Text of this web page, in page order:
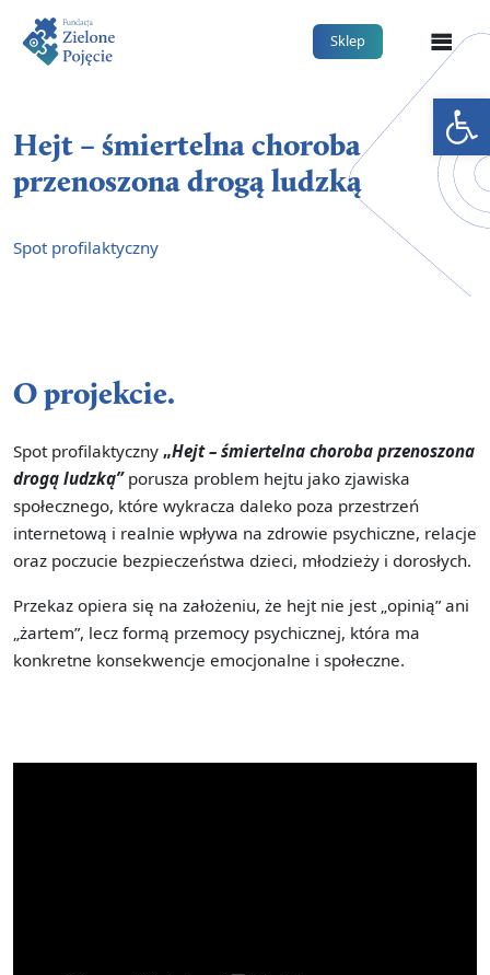
Sklep
Hejt – śmiertelna choroba
przenoszona drogą ludzką
Spot profilaktyczny
O projekcie.
Spot profilaktyczny „Hejt – śmiertelna choroba przenoszona
drogą ludzką” porusza problem hejtu jako zjawiska
społecznego, które wykracza daleko poza przestrzeń
internetową i realnie wpływa na zdrowie psychiczne, relacje
oraz poczucie bezpieczeństwa dzieci, młodzieży i dorosłych.
Przekaz opiera się na założeniu, że hejt nie jest „opinią” ani
„żartem”, lecz formą przemocy psychicznej, która ma
konkretne konsekwencje emocjonalne i społeczne.